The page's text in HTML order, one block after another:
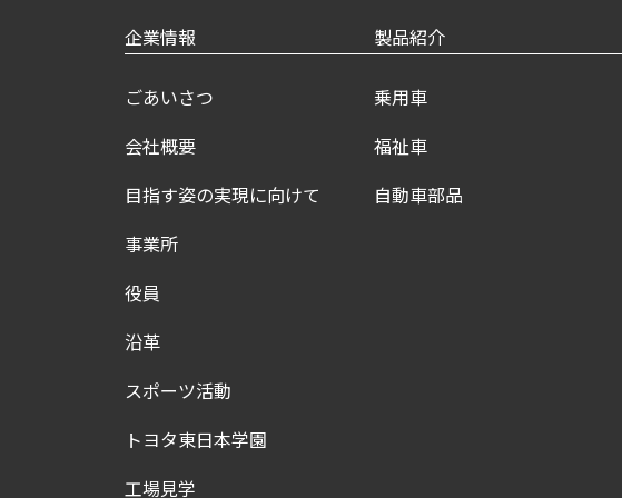
企業情報
ごあいさつ
会社概要
目指す姿の実現に向けて
事業所
役員
沿革
スポーツ活動
トヨタ東日本学園
工場見学
製品紹介
乗用車
福祉車
自動車部品